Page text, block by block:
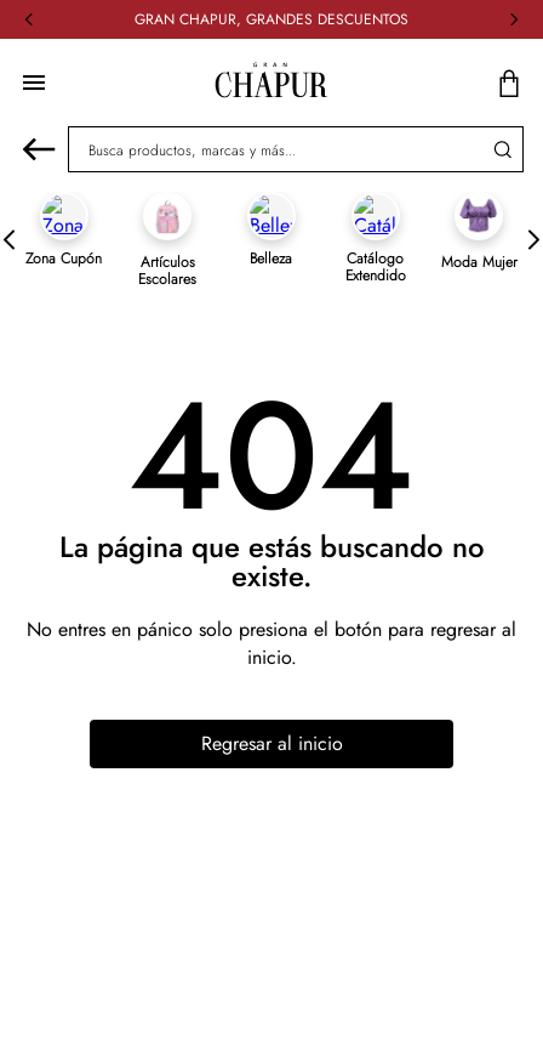
GRAN CHAPUR, GRANDES DESCUENTOS
Busca productos, marcas y más...
Zona Cupón Artículos
Escolares
Belleza Catálogo
Extendido
Moda Mujer
404
La página que estás buscando no
existe.
No entres en pánico solo presiona el botón para regresar al
inicio.
Regresar al inicio